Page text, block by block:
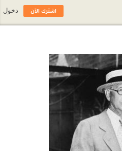
اشترك الآن دخول